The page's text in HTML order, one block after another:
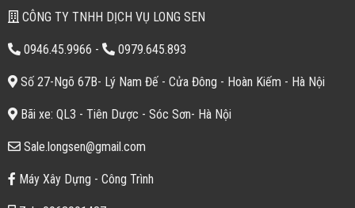
CÔNG TY TNHH DỊCH VỤ LONG SEN
0946.45.9966 - 0979.645.893
Số 27-Ngõ 67B- Lý Nam Đế - Cửa Đông - Hoàn Kiếm - Hà Nội
Bãi xe: QL3 - Tiên Dược - Sóc Sơn- Hà Nội
Sale.longsen@gmail.com
Máy Xây Dựng - Công Trình